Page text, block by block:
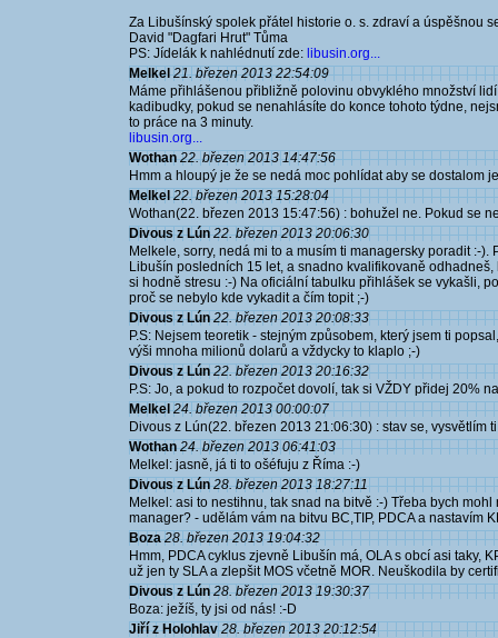
Za Libušínský spolek přátel historie o. s. zdraví a úspěšnou
David "Dagfari Hrut" Tůma
PS: Jídelák k nahlédnutí zde: libusin.org...
Melkel 21. březen 2013 22:54:09
Máme přihlášenou přibližně polovinu obvyklého množství
kadibudky, pokud se nenahlásíte do konce tohoto týdne,
to práce na 3 minuty.
libusin.org...
Wothan 22. březen 2013 14:47:56
Hmm a hloupý je že se nedá moc pohlídat aby se dostalom
Melkel 22. březen 2013 15:28:04
Wothan(22. březen 2013 15:47:56) : bohužel ne. Pokud se
Divous z Lún 22. březen 2013 20:06:30
Melkele, sorry, nedá mi to a musím ti managersky poradit :-
Libušín posledních 15 let, a snadno kvalifikovaně
si hodně stresu :-) Na oficiální tabulku přihlášek se vykašli,
proč se nebylo kde vykadit a čím topit ;-)
Divous z Lún 22. březen 2013 20:08:33
P.S: Nejsem teoretik - stejným způsobem, který jsem ti
výši mnoha milionů dolarů a vždycky to klaplo ;-)
Divous z Lún 22. březen 2013 20:16:32
P.S: Jo, a pokud to rozpočet dovolí, tak si VŽDY přidej 20%
Melkel 24. březen 2013 00:00:07
Divous z Lún(22. březen 2013 21:06:30) : stav se, vysvětlím
Wothan 24. březen 2013 06:41:03
Melkel: jasně, já ti to ošéfuju z Říma :-)
Divous z Lún 28. březen 2013 18:27:11
Melkel: asi to nestihnu, tak snad na bitvě :-) Třeba bych
manager? - udělám vám na bitvu BC,TIP, PDCA a nastavím
Boza 28. březen 2013 19:04:32
Hmm, PDCA cyklus zjevně Libušín má, OLA s obcí asi taky,
už jen ty SLA a zlepšit MOS včetně MOR. Neuškodila by
Divous z Lún 28. březen 2013 19:30:37
Boza: ježíš, ty jsi od nás! :-D
Jiří z Holohlav 28. březen 2013 20:12:54